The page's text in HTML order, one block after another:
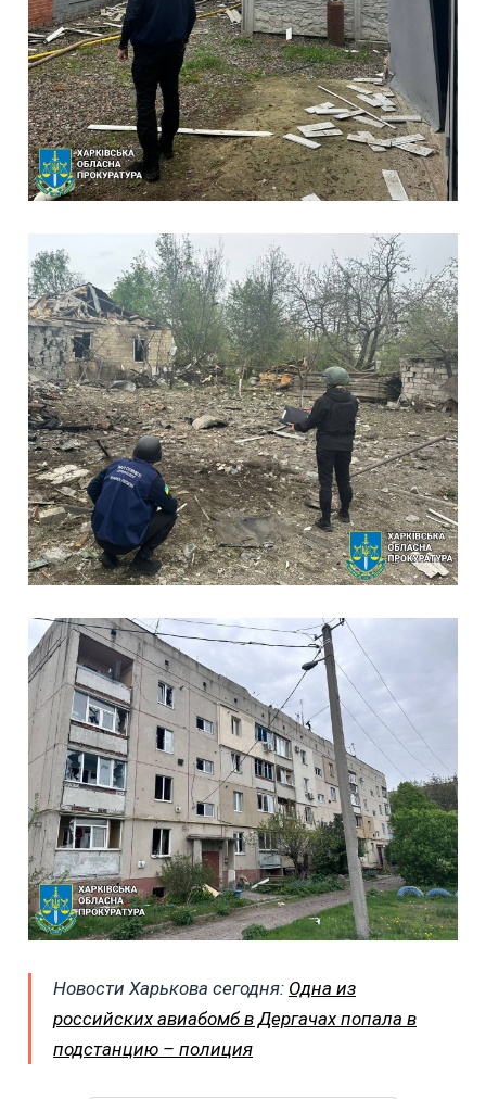
Новости Харькова сегодня: Одна из
российских авиабомб в Дергачах попала в
подстанцию – полиция